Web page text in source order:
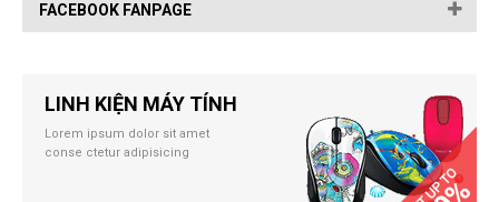
FACEBOOK FANPAGE
LINH KIỆN MÁY TÍNH
Lorem ipsum dolor sit amet
conse ctetur adipisicing